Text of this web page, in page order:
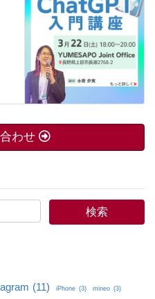
わせ
(11) iPhone (3) mineo (3)